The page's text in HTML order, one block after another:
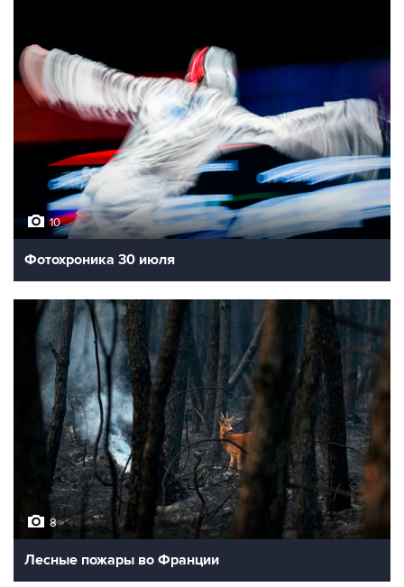
10
Фотохроника 30 июля
8
Лесные пожары во Франции